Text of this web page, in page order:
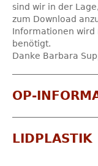
sind wir in der
zum Download
Informationen wird
benötigt.
Danke Barbara
OP-
LIDPLASTIK